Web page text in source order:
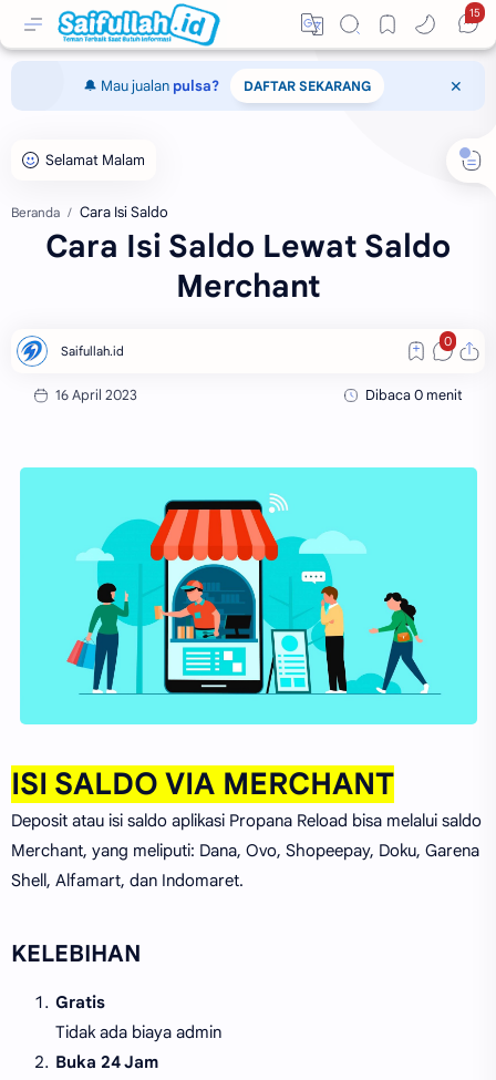
15
🔔 Mau jualan pulsa? DAFTAR SEKARANG
Beranda Cara Isi Saldo
Cara Isi Saldo Lewat Saldo
Merchant
Dibaca 0 menit
ISI SALDO VIA MERCHANT
Deposit atau isi saldo aplikasi Propana Reload bisa melalui saldo
Merchant, yang meliputi: Dana, Ovo, Shopeepay, Doku, Garena
Shell, Alfamart, dan Indomaret.
KELEBIHAN
Gratis
Tidak ada biaya admin
Buka 24 Jam